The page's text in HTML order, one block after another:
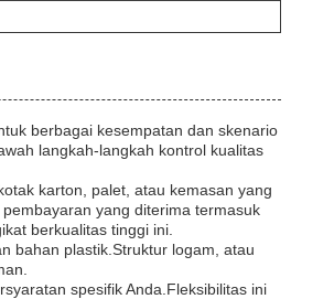
berbagai kesempatan dan skenario
langkah-langkah kontrol kualitas
karton, palet, atau kemasan yang
yang diterima termasuk
berkualitas tinggi ini.
bahan plastik.Struktur logam, atau
spesifik Anda.Fleksibilitas ini